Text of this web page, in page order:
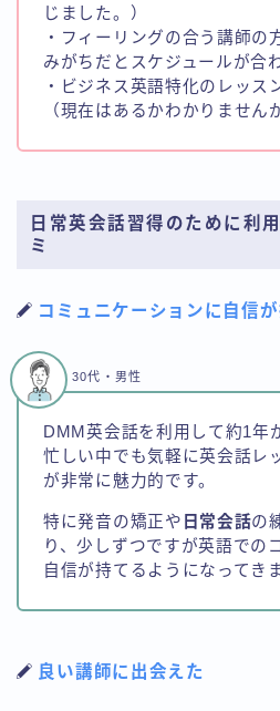
じました。）
・フィーリングの合う講師の
みがちだとスケジュールが合
・ビジネス英語特化のレッス
（現在はあるかわかりません
日常英会話習得のために利
ミ
コミュニケーションに自信
DMM英会話を利用して約1年
忙しい中でも気軽に英会話レ
が非常に魅力的です。
特に発音の矯正や 日常会話の
り、少しずつですが英語での
自信が持てるようになってき
30代・男性
良い講師に出会えた